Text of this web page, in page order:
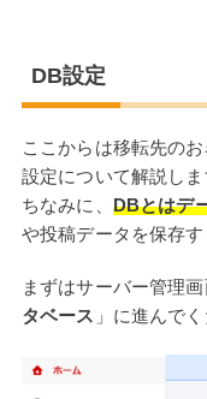
DB設定
ここからは移転先の
設定について解説しま
ちなみに、 DBとはデ
や投稿データを保存す
まずはサーバー管理
タベース 」に進んでく